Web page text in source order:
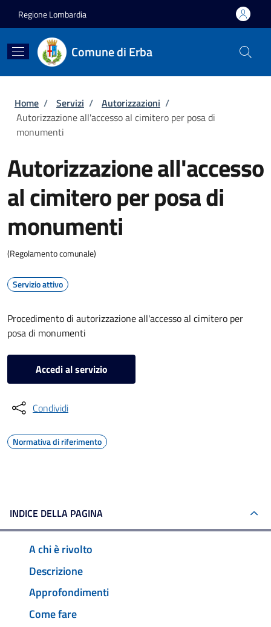
Regione Lombardia
Comune di Erba
Briciole di pane
Home / Servizi / Autorizzazioni /
Autorizzazione all'accesso al cimitero per posa di
monumenti
Autorizzazione all'accesso
al cimitero per posa di
monumenti
(Regolamento comunale)
Servizio attivo
Procedimento di autorizzazione all'accesso al cimitero per
posa di monumenti
Accedi al servizio
Condividi
Normativa di riferimento
INDICE DELLA PAGINA
A chi è rivolto
Descrizione
Approfondimenti
Come fare